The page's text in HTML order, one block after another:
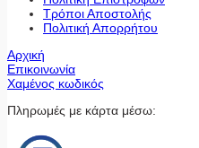
Τρόποι Αποστολής
Πολιτική Απορρήτου
Αρχική
Επικοινωνία
Χαμένος κωδικός
Πληρωμές με κάρτα μέσω: